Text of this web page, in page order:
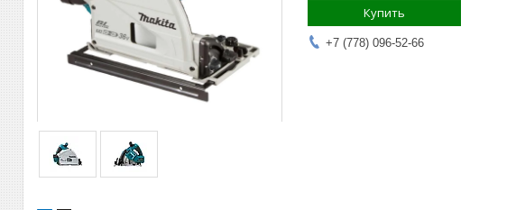
Купить
+7 (778) 096-52-66